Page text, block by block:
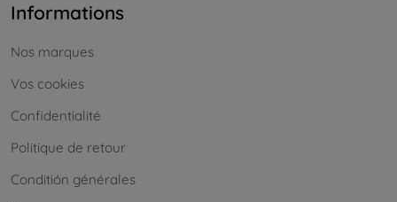
Informations
Nos marques
Vos cookies
Confidentialité
Politique de retour
Conditión générales